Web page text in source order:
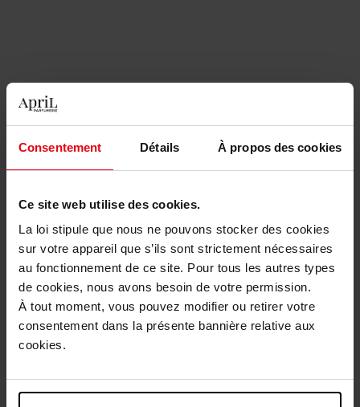
Consentement Détails À propos des cookies
Ce site web utilise des cookies.
La loi stipule que nous ne pouvons stocker des cookies
sur votre appareil que s’ils sont strictement nécessaires
au fonctionnement de ce site. Pour tous les autres types
de cookies, nous avons besoin de votre permission.
À tout moment, vous pouvez modifier ou retirer votre
consentement dans la présente bannière relative aux
cookies.
SOL DE JANEIRO